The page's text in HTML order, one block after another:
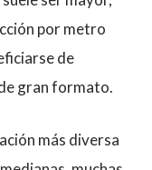
por metro
de
gran formato.
más diversa